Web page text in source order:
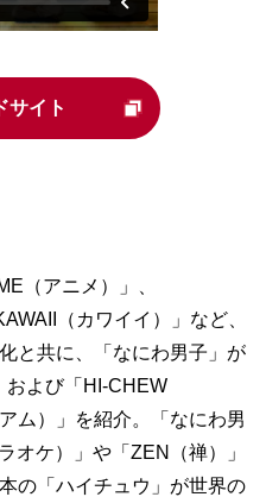
サイト
（アニメ）」、
（カワイイ）」など、
と共に、「なにわ男子」が
および「HI-CHEW
ム）」を紹介。「なにわ男
オケ）」や「ZEN（禅）」
の「ハイチュウ」が世界の